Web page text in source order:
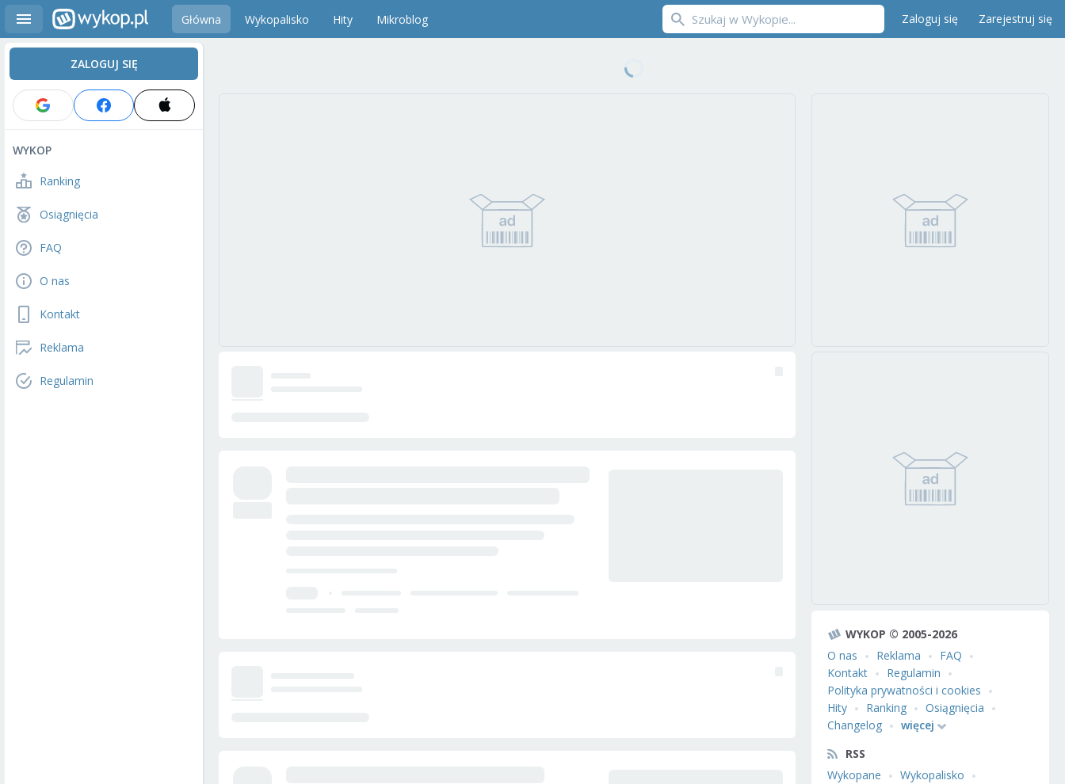
Główna Wykopalisko Hity Mikroblog Zaloguj się Zarejestruj się
ZALOGUJ SIĘ
WYKOP
Ranking
Osiągnięcia
FAQ
O nas
Kontakt
Reklama
Regulamin
WYKOP © 2005-2026
O nas
Reklama
FAQ
Kontakt
Regulamin
Polityka prywatności i cookies
Hity
Ranking
Osiągnięcia
Changelog
więcej
RSS
Wykopane
Wykopalisko